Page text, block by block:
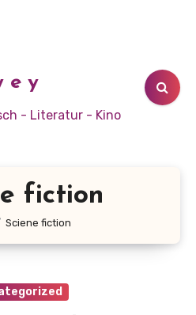
e y
- Literatur - Kino
fiction
Sciene fiction